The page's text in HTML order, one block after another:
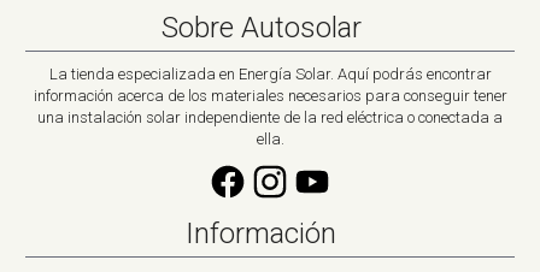
Sobre Autosolar
La tienda especializada en Energía Solar. Aquí podrás encontrar
información acerca de los materiales necesarios para conseguir tener
una instalación solar independiente de la red eléctrica o conectada a
ella.
Información